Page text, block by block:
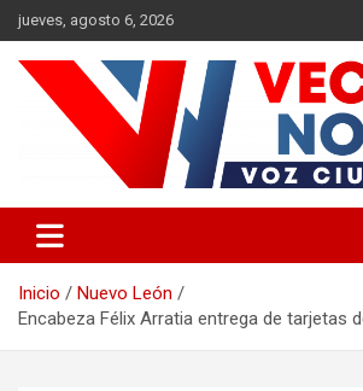
Saltar
al
contenido
jueves, agosto 6, 2026
Vector Norte
Inicio
Nuevo León
Encabeza Félix Arratia entrega de tarjetas